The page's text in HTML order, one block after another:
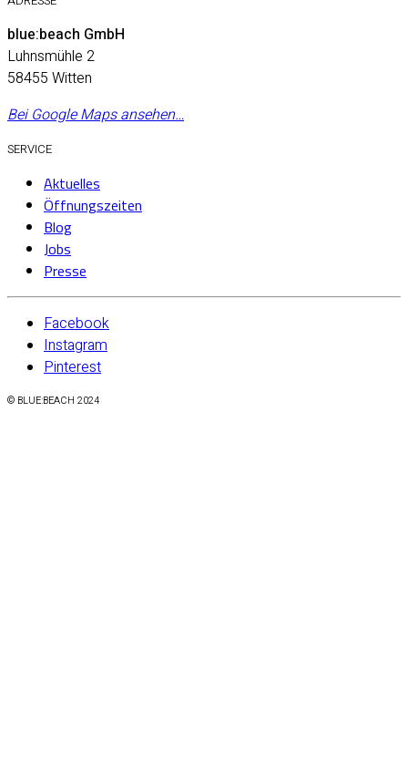
blue:beach GmbH
Luhnsmühle 2
58455 Witten
Bei Google Maps ansehen…
SERVICE
Aktuelles
Öffnungszeiten
Blog
Jobs
Presse
Facebook
Instagram
Pinterest
© BLUE:BEACH 2024